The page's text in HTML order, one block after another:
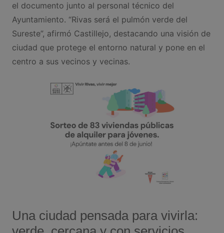
el documento junto al personal técnico del
Ayuntamiento. “Rivas será el pulmón verde del
Sureste”, afirmó Castillejo, destacando una visión de
ciudad que protege el entorno natural y pone en el
centro a sus vecinos y vecinas.
Una ciudad pensada para vivirla: